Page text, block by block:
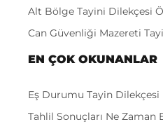
Alt Bölge Tayini Dilekçesi
Can Güvenliği Mazereti
EN ÇOK OKUNANLAR
Eş Durumu Tayin Dilekçesi
Tahlil Sonuçları Ne Zaman